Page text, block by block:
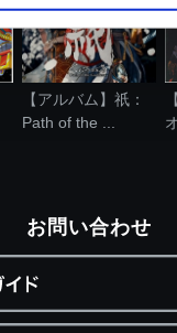
【アルバム】祇：
Path of the ...
お問い合わせ